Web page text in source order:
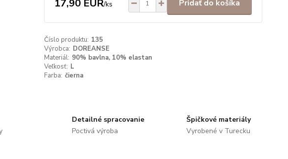
17,90 EUR/ks Pridať do košíka
Číslo produktu: 135
Výrobca: DOREANSE
Materiál: 90% bavlna, 10% elastan
Veľkosť: L
Farba: čierna
Detailné spracovanie
Poctivá výroba
Špičkové materiály
Vyrobené v Turecku